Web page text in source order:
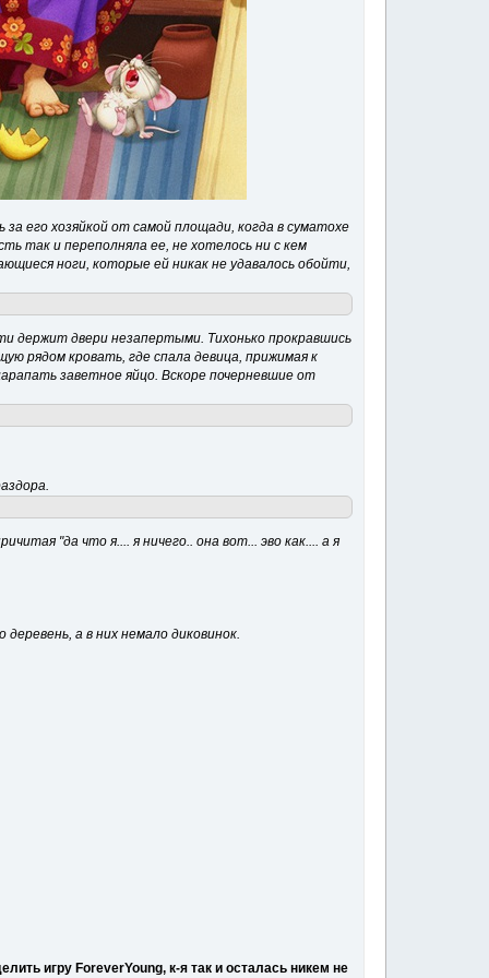
его хозяйкой от самой площади, когда в суматохе
так и переполняла ее, не хотелось ни с кем
ноги, которые ей никак не удавалось обойти,
держит двери незапертыми. Тихонько прокравшись
рядом кровать, где спала девица, прижимая к
заветное яйцо. Вскоре почерневшие от
"да что я.... я ничего.. она вот... эво как.... а я
а в них немало диковинок.
игру ForeverYoung, к-я так и осталась никем не